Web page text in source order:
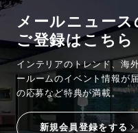
メールニュース
ご登録はこちら
インテリアのトレンド、海
ールームのイベント情報が
の応募など特典が満載。
新規会員登録をする